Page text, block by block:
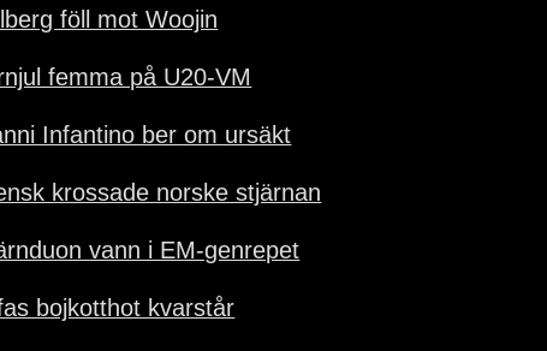
föll mot Woojin
femma på U20-VM
Infantino ber om ursäkt
krossade norske stjärnan
vann i EM-genrepet
bojkotthot kvarstår